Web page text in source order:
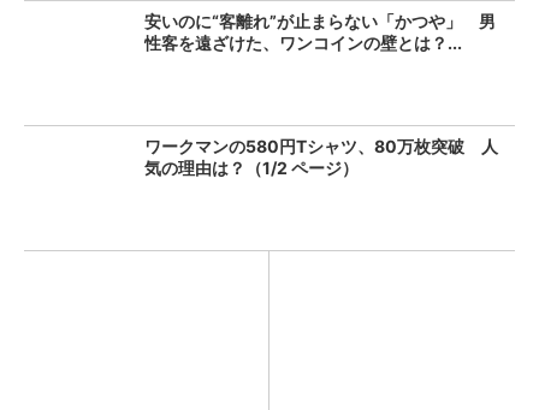
安いのに“客離れ”が止まらない「かつや」 男
性客を遠ざけた、ワンコインの壁とは？...
ワークマンの580円Tシャツ、80万枚突破 人
気の理由は？（1/2 ページ）